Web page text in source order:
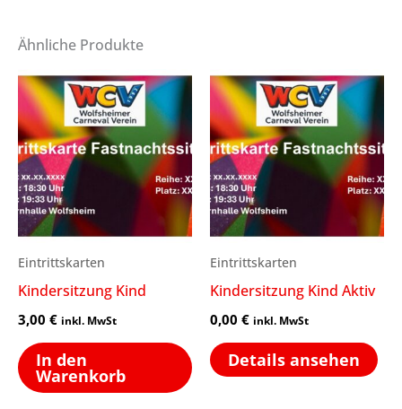
Ähnliche Produkte
Eintrittskarten
Kindersitzung Kind
3,00 € inkl. MwSt
In den
Warenkorb
Eintrittskarten
Kindersitzung Kind Aktiv
0,00 € inkl. MwSt
Details ansehen